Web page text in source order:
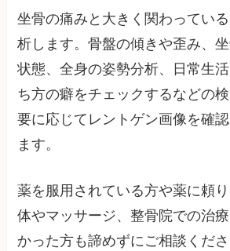
坐骨の痛みと大きく関わってい
析します。骨盤の傾きや歪み、
状態、全身の姿勢分析、日常生
ち方の癖をチェックするなどの
要に応じてレントゲン画像を確
ます。
薬を服用されている方や薬に頼
体やマッサージ、整骨院での治
かった方も諦めずにご相談くださ